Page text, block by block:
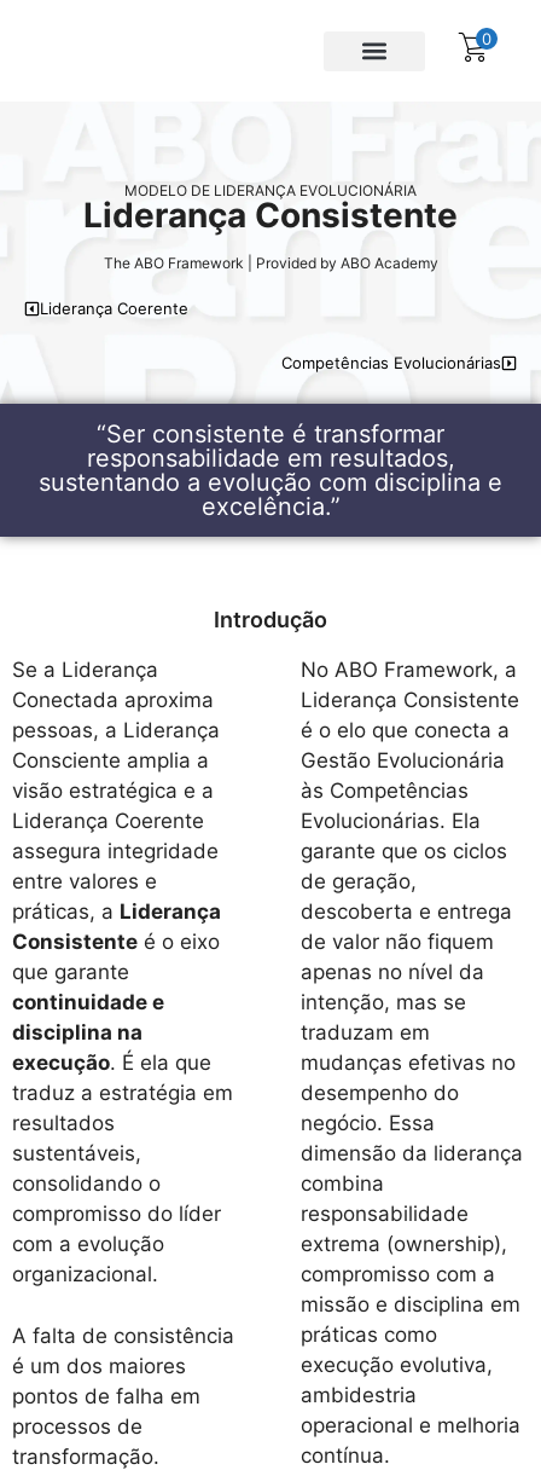
0
MODELO DE LIDERANÇA EVOLUCIONÁRIA
Liderança Consistente
The ABO Framework | Provided by ABO Academy
Liderança Coerente
Competências Evolucionárias
“Ser consistente é transformar
responsabilidade em resultados,
sustentando a evolução com disciplina e
excelência.”
Introdução
Se a Liderança
Conectada aproxima
pessoas, a Liderança
Consciente amplia a
visão estratégica e a
Liderança Coerente
assegura integridade
entre valores e
práticas, a Liderança
Consistente é o eixo
que garante
continuidade e
disciplina na
execução. É ela que
traduz a estratégia em
resultados
sustentáveis,
consolidando o
compromisso do líder
com a evolução
organizacional.
A falta de consistência
é um dos maiores
pontos de falha em
processos de
transformação.
No ABO Framework, a
Liderança Consistente
é o elo que conecta a
Gestão Evolucionária
às Competências
Evolucionárias. Ela
garante que os ciclos
de geração,
descoberta e entrega
de valor não fiquem
apenas no nível da
intenção, mas se
traduzam em
mudanças efetivas no
desempenho do
negócio. Essa
dimensão da liderança
combina
responsabilidade
extrema (ownership),
compromisso com a
missão e disciplina em
práticas como
execução evolutiva,
ambidestria
operacional e melhoria
contínua.